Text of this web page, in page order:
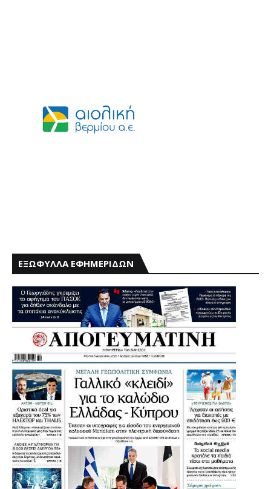
ΕΞΩΦΥΛΛΑ ΕΦΗΜΕΡΙΔΩΝ